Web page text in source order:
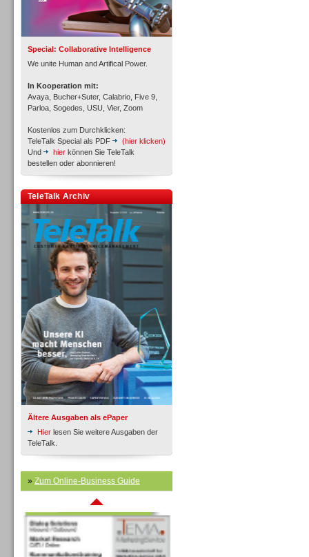
Special: Collaborative Intelligence
We unite Human and Artifical Power.
In Kooperation mit:
Avaya, Bucher+Suter, Calabrio, Five 9,
Parloa, Sogedes, USU, Vier, Zoom
Kostenlos zum Durchklicken:
TeleTalk Special als PDF
(hier klicken)
Und
hier können Sie TeleTalk
bestellen oder abonnieren!
TeleTalk Archiv
Ältere Ausgaben als ePaper
Hier lesen Sie weitere Ausgaben der
TeleTalk.
» Zum Online-Business Guide
Inbound
Inbound
Inbound